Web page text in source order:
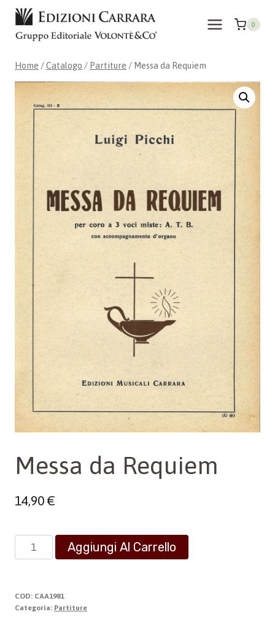
Salta
contenuto
0
Home /Catalogo / Partiture / Messa da Requiem
Messa da Requiem
14,90€
Messa
da
quantità
Aggiungi Al Carrello
COD: CAA1981
Categoria: Partiture